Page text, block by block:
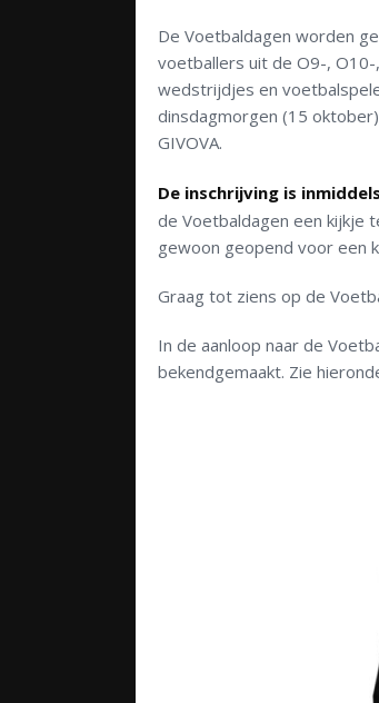
De Voetbaldagen worden
voetballers uit de O9-,
wedstrijdjes en
dinsdagmorgen (15
GIVOVA.
De inschrijving is
de Voetbaldagen een kijkje
gewoon geopend voor een
Graag tot ziens op de
In de aanloop naar de
bekendgemaakt. Zie